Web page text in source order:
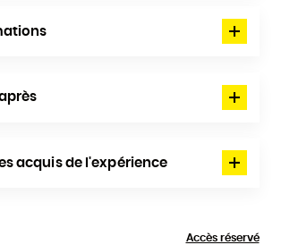
acquis de l'expérience
Accès réservé